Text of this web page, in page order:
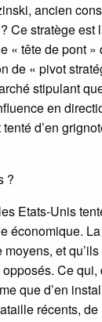
ancien
Ce stratège
« tête de pont
de « pivot
stipulant
en
d’en
?
Etats-Unis
et
Ce
que d’en
récents,